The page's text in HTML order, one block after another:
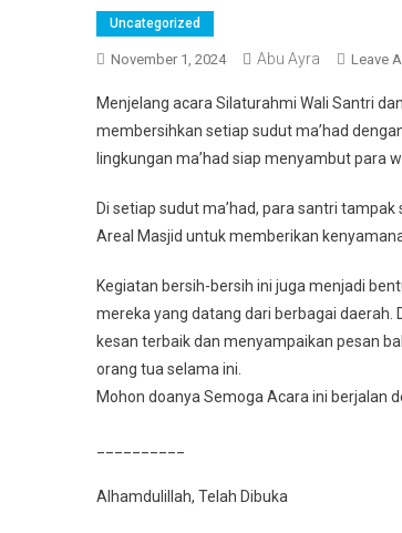
Uncategorized
November 1, 2024 Abu Ayra Leave
Menjelang acara Silaturahmi Wali Santri
membersihkan setiap sudut ma’had
lingkungan ma’had siap menyambut para
Di setiap sudut ma’had, para santri
Areal Masjid untuk memberikan
Kegiatan bersih-bersih ini juga menjadi
mereka yang datang dari berbagai
kesan terbaik dan menyampaikan pesan
orang tua selama ini.
Mohon doanya Semoga Acara ini berjalan
Alhamdulillah, Telah Dibuka